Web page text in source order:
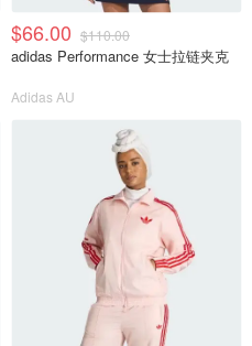
$66.00 $110.00
adidas Performance 女士拉链夹克
Adidas AU